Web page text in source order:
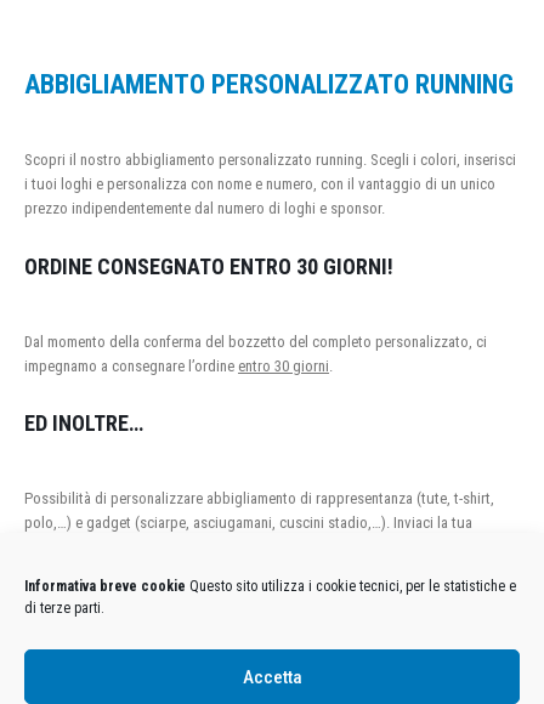
Informativa breve cookie Questo sito utilizza i cookie tecnici, per le statistiche e
di terze parti.
Accetta
ABBIGLIAMENTO PERSONALIZZATO RUNNING
Scopri il nostro abbigliamento personalizzato running. Scegli i colori, inserisci
i tuoi loghi e personalizza con nome e numero, con il vantaggio di un unico
prezzo indipendentemente dal numero di loghi e sponsor.
ORDINE CONSEGNATO ENTRO 30 GIORNI!
Dal momento della conferma del bozzetto del completo personalizzato, ci
impegnamo a consegnare l’ordine entro 30 giorni
ED INOLTRE…
Possibilità di personalizzare abbigliamento di rappresentanza (tute, t-shirt,
polo,…) e gadget (sciarpe, asciugamani, cuscini stadio,…). Inviaci la tua
Condizioni Generali di Utilizzo